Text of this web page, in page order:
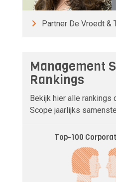
Partner De Vroedt &
Management
Rankings
Bekijk hier alle rankings
Scope jaarlijks
Top-100